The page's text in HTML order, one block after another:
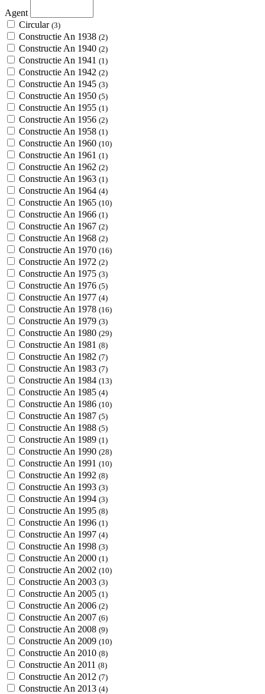
Agent
Circular (3)
Constructie An 1938 (2)
Constructie An 1940 (2)
Constructie An 1941 (1)
Constructie An 1942 (2)
Constructie An 1945 (3)
Constructie An 1950 (5)
Constructie An 1955 (1)
Constructie An 1956 (2)
Constructie An 1958 (1)
Constructie An 1960 (10)
Constructie An 1961 (1)
Constructie An 1962 (2)
Constructie An 1963 (1)
Constructie An 1964 (4)
Constructie An 1965 (10)
Constructie An 1966 (1)
Constructie An 1967 (2)
Constructie An 1968 (2)
Constructie An 1970 (16)
Constructie An 1972 (2)
Constructie An 1975 (3)
Constructie An 1976 (5)
Constructie An 1977 (4)
Constructie An 1978 (16)
Constructie An 1979 (3)
Constructie An 1980 (29)
Constructie An 1981 (8)
Constructie An 1982 (7)
Constructie An 1983 (7)
Constructie An 1984 (13)
Constructie An 1985 (4)
Constructie An 1986 (10)
Constructie An 1987 (5)
Constructie An 1988 (5)
Constructie An 1989 (1)
Constructie An 1990 (28)
Constructie An 1991 (10)
Constructie An 1992 (8)
Constructie An 1993 (3)
Constructie An 1994 (3)
Constructie An 1995 (8)
Constructie An 1996 (1)
Constructie An 1997 (4)
Constructie An 1998 (3)
Constructie An 2000 (1)
Constructie An 2002 (10)
Constructie An 2003 (3)
Constructie An 2005 (1)
Constructie An 2006 (2)
Constructie An 2007 (6)
Constructie An 2008 (9)
Constructie An 2009 (10)
Constructie An 2010 (8)
Constructie An 2011 (8)
Constructie An 2012 (7)
Constructie An 2013 (4)